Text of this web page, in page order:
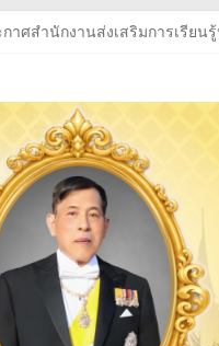
าศสำนักงานส่งเสริมการเรียน
าศผู้ชนะการเสนอราคา ประก
ะกาศสำนักงานส่งเสริมการเรียน
งาน